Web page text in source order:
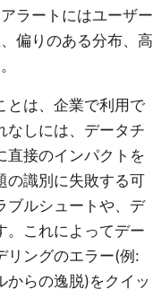
ラートにはユーザー
偏りのある分布、高
とは、企業で利用で
なしには、データチ
直接のインパクトを
の識別に失敗する可
ブルシュートや、デ
。これによってデー
リングのエラー(例:
からの逸脱)をクイッ